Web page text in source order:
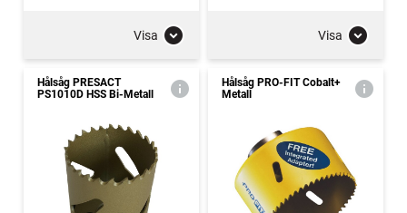
Visa Visa
Hålsåg PRESACT
PS1010D HSS Bi-Metall
Hålsåg PRO-FIT Cobalt+
Metall